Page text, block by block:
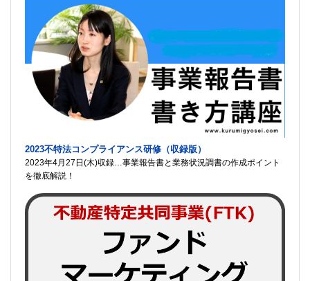
2023不特法コンプライアンス研修（収録版）
2023年4月27日(木)収録…事業報告書と業務状況調書の作成ポイント
を徹底解説！